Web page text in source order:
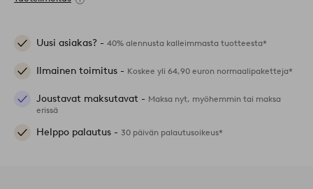
Uusi asiakas? - 40% alennusta kalleimmasta tuotteesta*
Ilmainen toimitus - Koskee yli 64,90 euron normaalipaketteja*
Joustavat maksutavat - Maksa nyt, myöhemmin tai maksa
erissä
Helppo palautus - 30 päivän palautusoikeus*